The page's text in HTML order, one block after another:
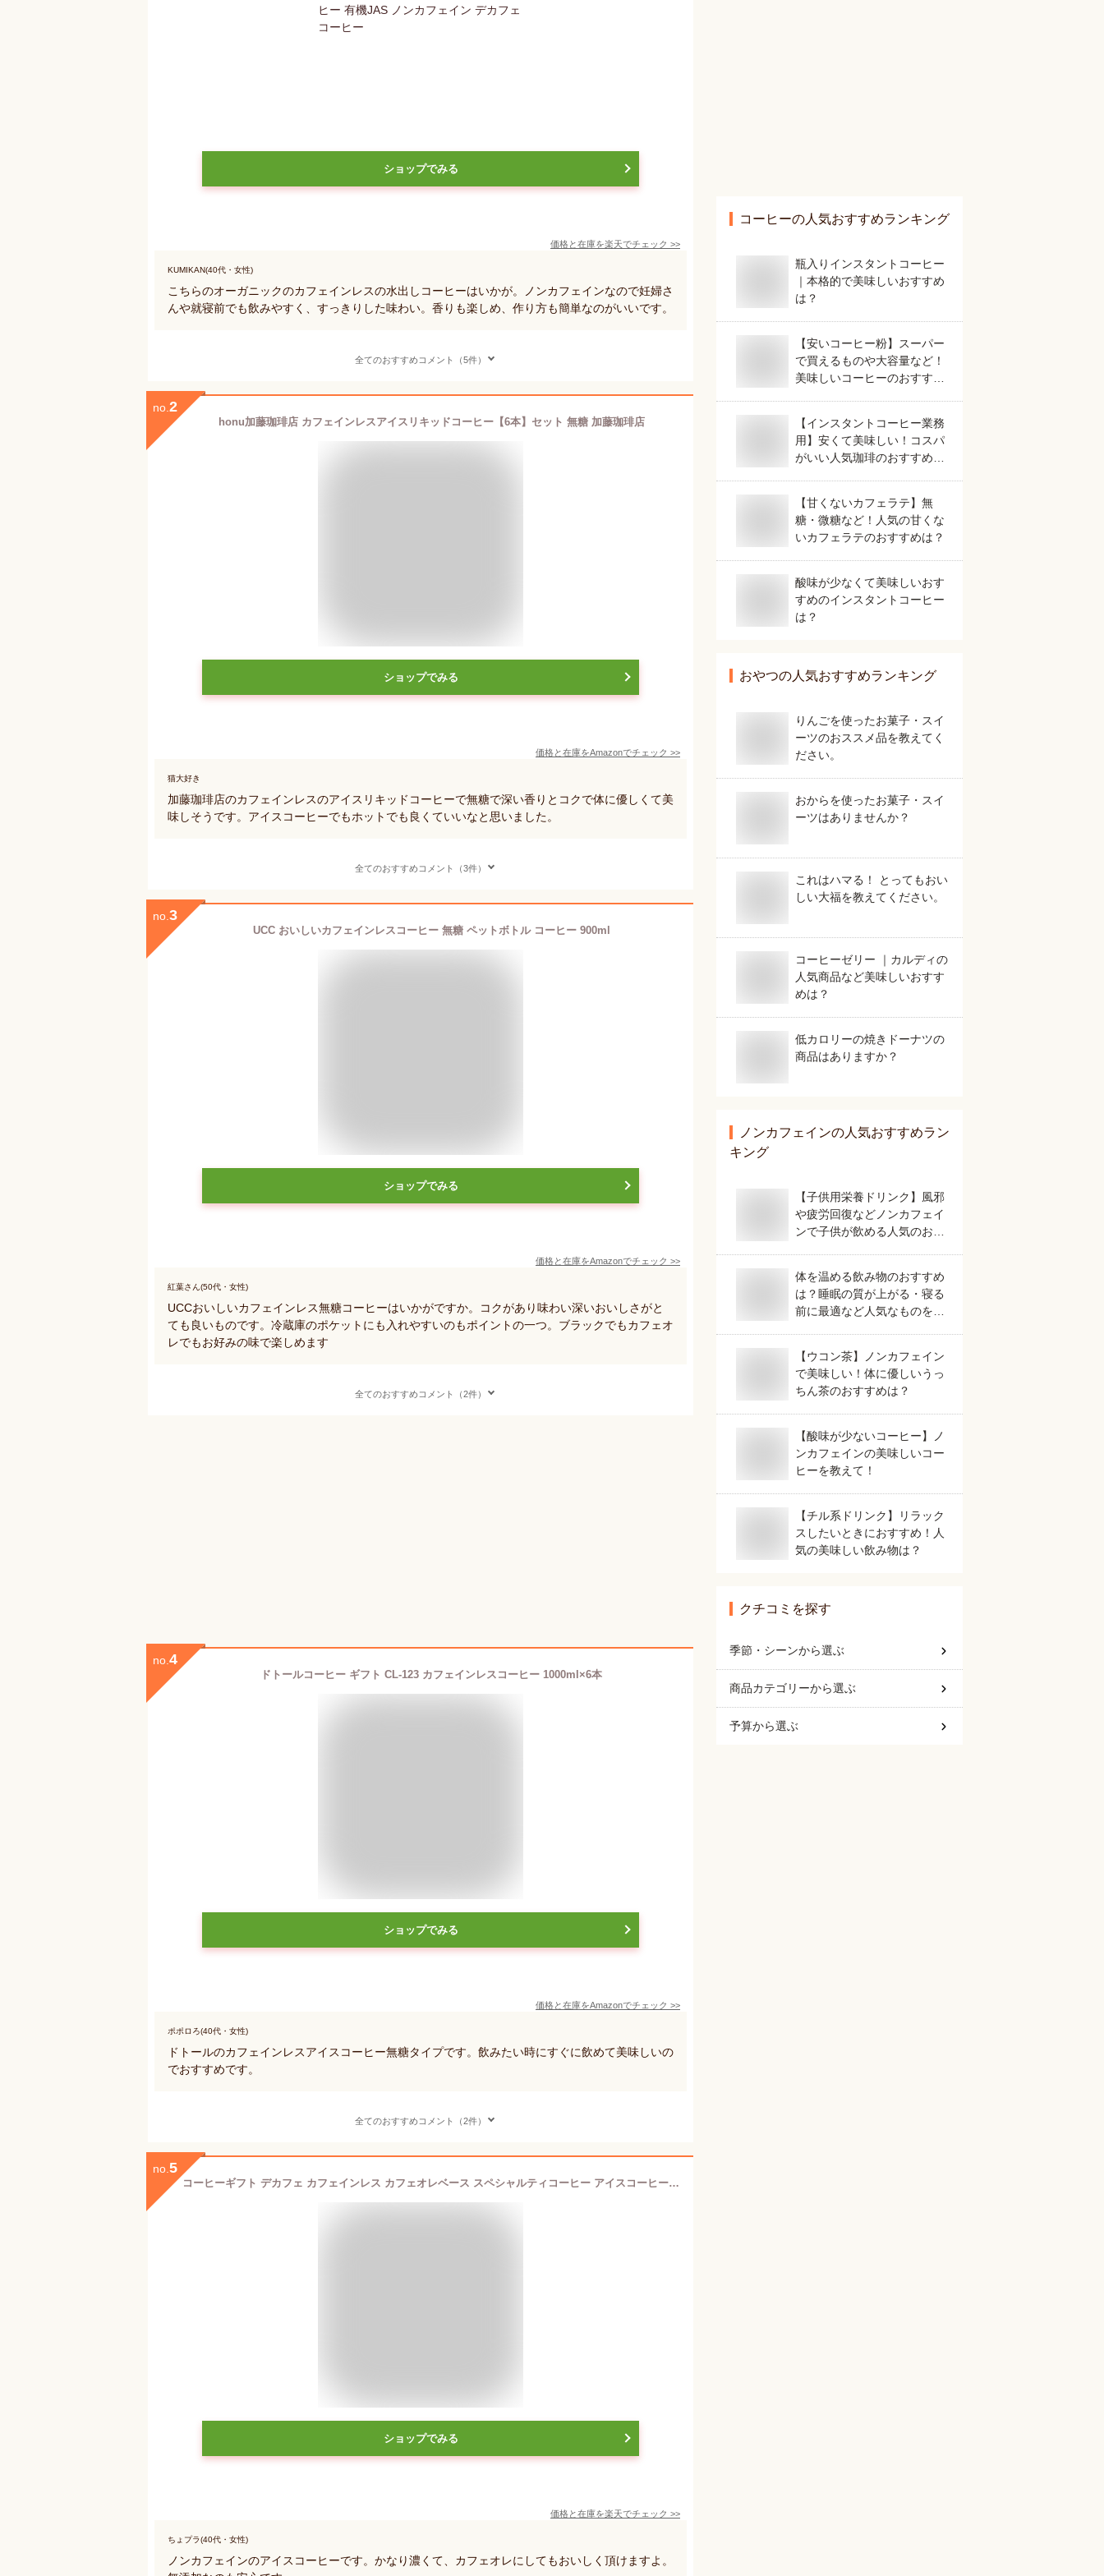
ショップでみる
価格と在庫を楽天でチェック >>
KUMIKAN(40代・女性)
こちらのオーガニックのカフェインレスの水出しコーヒーはいかが。ノンカフェインなので妊婦さ
んや就寝前でも飲みやすく、すっきりした味わい。香りも楽しめ、作り方も簡単なのがいいです。
全てのおすすめコメント（5件）
no. 2
honu加藤珈琲店 カフェインレスアイスリキッドコーヒー【6本】セット 無糖 加藤珈琲店
ショップでみる
価格と在庫をAmazonでチェック >>
猫大好き
加藤珈琲店のカフェインレスのアイスリキッドコーヒーで無糖で深い香りとコクで体に優しくて美
味しそうです。アイスコーヒーでもホットでも良くていいなと思いました。
全てのおすすめコメント（3件）
no. 3
UCC おいしいカフェインレスコーヒー 無糖 ペットボトル コーヒー 900ml
ショップでみる
価格と在庫をAmazonでチェック >>
紅葉さん(50代・女性)
UCCおいしいカフェインレス無糖コーヒーはいかがですか。コクがあり味わい深いおいしさがと
ても良いものです。冷蔵庫のポケットにも入れやすいのもポイントの一つ。ブラックでもカフェオ
レでもお好みの味で楽しめます
全てのおすすめコメント（2件）
no. 4
ドトールコーヒー ギフト CL-123 カフェインレスコーヒー 1000ml×6本
ショップでみる
価格と在庫をAmazonでチェック >>
ポポロろ(40代・女性)
ドトールのカフェインレスアイスコーヒー無糖タイプです。飲みたい時にすぐに飲めて美味しいの
でおすすめです。
全てのおすすめコメント（2件）
no. 5
コーヒーギフト デカフェ カフェインレス カフェオレベース スペシャルティコーヒー アイスコーヒー カフェオレ 無添加 コーヒー ギフト|珈琲 ノンカフェイン デカフェ カフェインレス アイスギフト コーヒーギフト 誕生日プレゼント デカフェベース
ショップでみる
価格と在庫を楽天でチェック >>
ちょプラ(40代・女性)
ノンカフェインのアイスコーヒーです。かなり濃くて、カフェオレにしてもおいしく頂けますよ。
コーヒーの人気おすすめランキング
瓶入りインスタントコーヒー
｜本格的で美味しいおすすめ
は？
【安いコーヒー粉】スーパー
で買えるものや大容量など！
美味しいコーヒーのおすすめ
【インスタントコーヒー業務
用】安くて美味しい！コスパ
がいい人気珈琲のおすすめ
【甘くないカフェラテ】無
糖・微糖など！人気の甘くな
いカフェラテのおすすめは？
酸味が少なくて美味しいおす
すめのインスタントコーヒー
は？
おやつの人気おすすめランキング
りんごを使ったお菓子・スイ
ーツのおススメ品を教えてく
ださい。
おからを使ったお菓子・スイ
ーツはありませんか？
これはハマる！ とってもおい
しい大福を教えてください。
コーヒーゼリー ｜カルディの
人気商品など美味しいおすす
めは？
低カロリーの焼きドーナツの
商品はありますか？
ノンカフェインの人気おすすめラン
キング
【子供用栄養ドリンク】風邪
や疲労回復などノンカフェイ
ンで子供が飲める人気のおす
体を温める飲み物のおすすめ
は？睡眠の質が上がる・寝る
前に最適など人気なものを教
【ウコン茶】ノンカフェイン
で美味しい！体に優しいうっ
ちん茶のおすすめは？
【酸味が少ないコーヒー】ノ
ンカフェインの美味しいコー
ヒーを教えて！
【チル系ドリンク】リラック
スしたいときにおすすめ！人
気の美味しい飲み物は？
クチコミを探す
季節・シーンから選ぶ
商品カテゴリーから選ぶ
予算から選ぶ